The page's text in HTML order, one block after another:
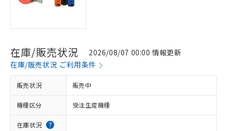
在庫/販売状況
2026/08/07 00:00 情報更新
在庫/販売状況 ご利用条件
販売状況 販売中
機種区分 受注生産機種
在庫状況